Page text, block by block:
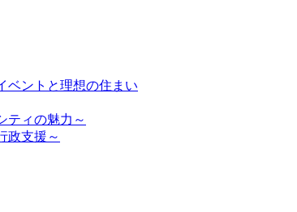
ベントと理想の住まい
ティの魅力～
政支援～